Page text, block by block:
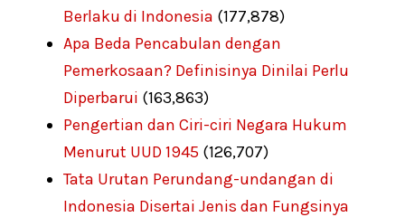
Berlaku di Indonesia (177,878)
Apa Beda Pencabulan dengan
Pemerkosaan? Definisinya Dinilai Perlu
Diperbarui (163,863)
Pengertian dan Ciri-ciri Negara Hukum
Menurut UUD 1945 (126,707)
Tata Urutan Perundang-undangan di
Indonesia Disertai Jenis dan Fungsinya